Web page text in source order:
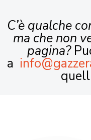
C’è qualche
ma che non
pagina?
a